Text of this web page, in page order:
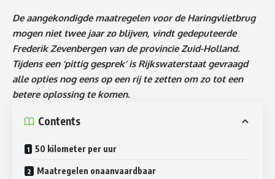
De aangekondigde maatregelen voor de Haringvlietbrug
mogen niet twee jaar zo blijven, vindt gedeputeerde
Frederik Zevenbergen van de provincie Zuid-Holland.
Tijdens een ‘pittig gesprek’ is Rijkswaterstaat gevraagd
alle opties nog eens op een rij te zetten om zo tot een
betere oplossing te komen.
Contents
50 kilometer per uur
Maatregelen onaanvaardbaar